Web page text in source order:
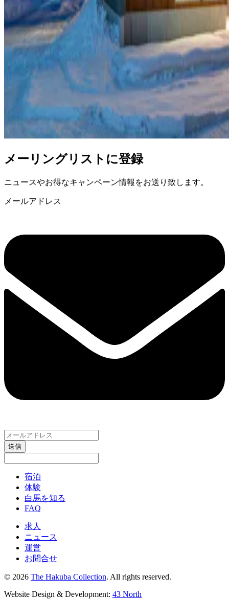
メーリングリストに登録
ニュースやお得なキャンペーン情報をお送り致します。
メールアドレス
送信
宿泊
体験
白馬を知る
FAQ
求人
ニュース
運営
お問合せ
© 2026 The Hakuba Collection. All rights reserved.
Website Design & Development: 43 North